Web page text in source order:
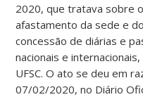
2020, que tratava sobre
afastamento da sede e
concessão de diárias e
nacionais e
UFSC. O ato se deu em
07/02/2020, no Diário